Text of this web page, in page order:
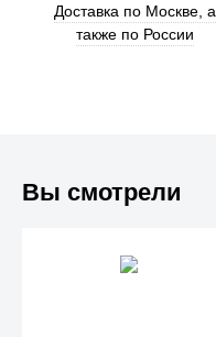
Доставка по Москве, а
также по России
Вы смотрели